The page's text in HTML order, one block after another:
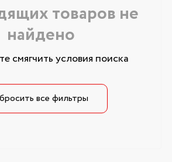
товаров не
найдено
смягчить условия поиска
все фильтры